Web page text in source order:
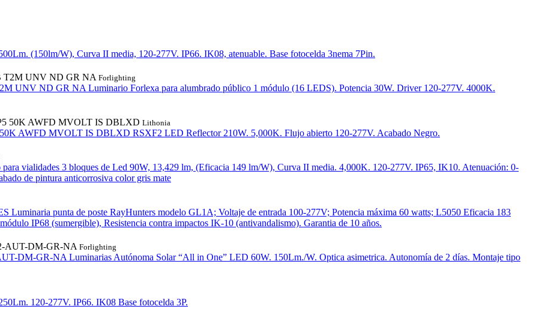
(150lm/W), Curva II media, 120-277V. IP66. IK08, atenuable. Base fotocelda 3nema 7Pin.
T2M UNV ND GR NA Forlighting
UNV ND GR NA Luminario Forlexa para alumbrado público 1 módulo (16 LEDS). Potencia 30W. Driver 120-277V. 4000K.
50K AWFD MVOLT IS DBLXD Lithonia
AWFD MVOLT IS DBLXD RSXF2 LED Reflector 210W. 5,000K. Flujo abierto 120-277V. Acabado Negro.
vialidades 3 bloques de Led 90W, 13,429 lm, (Eficacia 149 lm/W), Curva II media. 4,000K. 120-277V. IP65, IK10. Atenuación: 0-
de pintura anticorrosiva color gris mate
Luminaria punta de poste RayHunters modelo GL1A; Voltaje de entrada 100-277V; Potencia máxima 60 watts; L5050 Eficacia 183
IP68 (sumergible), Resistencia contra impactos IK-10 (antivandalismo). Garantia de 10 años.
AUT-DM-GR-NA Forlighting
DM-GR-NA Luminarias Autónoma Solar “All in One” LED 60W. 150Lm./W. Optica asimetrica. Autonomía de 2 días. Montaje tipo
120-277V. IP66. IK08 Base fotocelda 3P.